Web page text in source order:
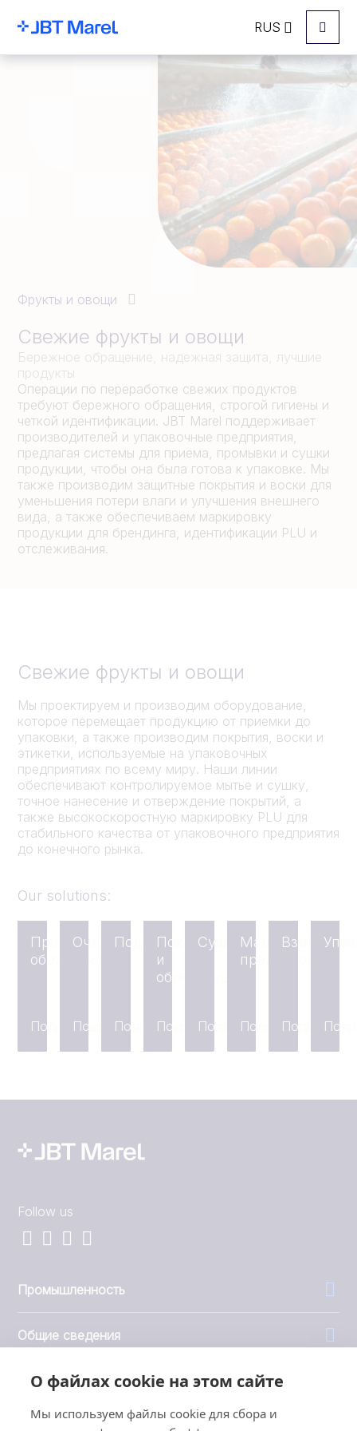
О файлах cookie на этом сайте
Мы используем файлы cookie для сбора и
RUS Menu
Фрукты и овощи
Свежие фрукты и овощи
Бережное обращение, надежная защита, лучшие
продукты
Операции по переработке свежих продуктов
требуют бережного обращения, строгой гигиены и
четкой идентификации. JBT Marel поддерживает
производителей и упаковочные предприятия,
предлагая системы для приема, промывки и сушки
продукции, чтобы она была готова к упаковке. Мы
также производим защитные покрытия и воски для
уменьшения потери влаги и улучшения внешнего
вида, а также обеспечиваем маркировку
продукции для брендинга, идентификации PLU и
отслеживания.
Свежие фрукты и овощи
Мы проектируем и производим оборудование,
которое перемещает продукцию от приемки до
упаковки, а также производим покрытия, воски и
этикетки, используемые на упаковочных
предприятиях по всему миру. Наши линии
обеспечивают контролируемое мытье и сушку,
точное нанесение и отверждение покрытий, а
также высокоскоростную маркировку PLU для
стабильного качества от упаковочного предприятия
до конечного рынка.
Our solutions:
Прием и
обработка
Подробнее
Очистка
Подробнее
Подготовка
Подробнее
Покрытие
и
обработка
Подробнее
Сушка
Подробнее
Маркировка
продуктов
ПодробнееПодробнее
Follow us
Промышленность
Общие сведения
Компания